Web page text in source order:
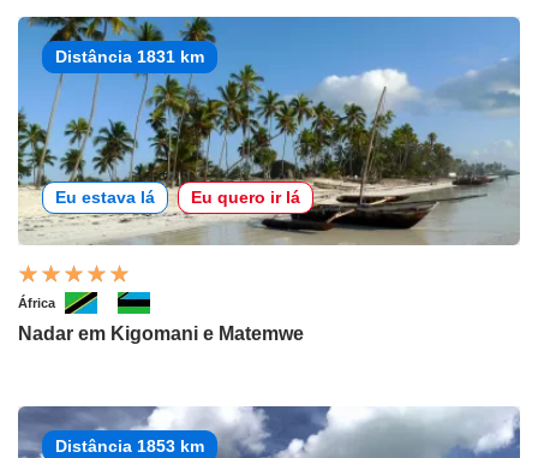
Distância 1831 km
Eu estava lá Eu quero ir lá
África
Nadar em Kigomani e Matemwe
Distância 1853 km